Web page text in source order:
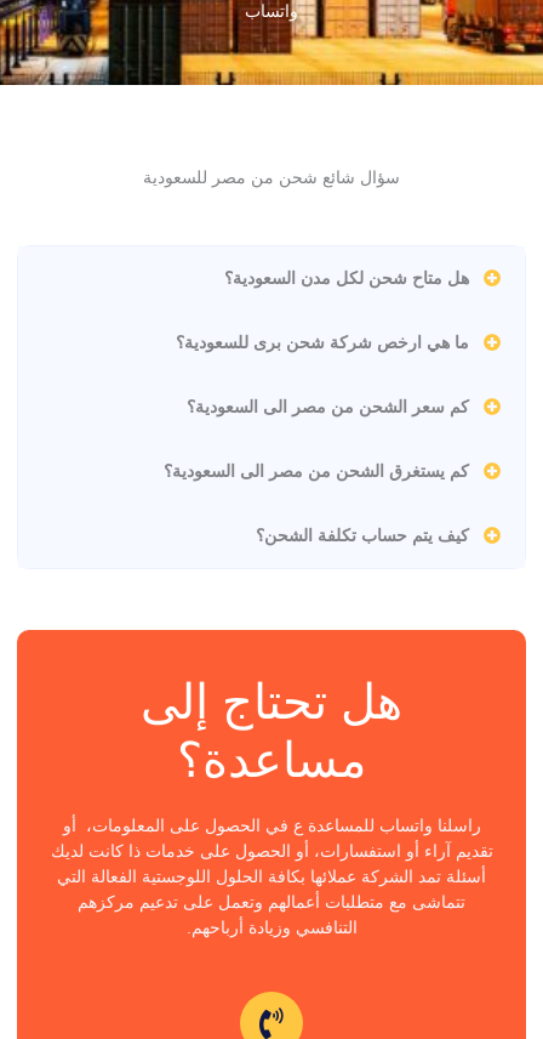
واتساب
سؤال شائع شحن من مصر للسعودية
هل متاح شحن لكل مدن السعودية؟
ما هي ارخص شركة شحن برى للسعودية؟
كم سعر الشحن من مصر الى السعودية؟
كم يستغرق الشحن من مصر الى السعودية؟
كيف يتم حساب تكلفة الشحن؟
هل تحتاج إلى
مساعدة؟
راسلنا واتساب للمساعدة ع في الحصول على المعلومات، أو
تقديم آراء أو استفسارات، أو الحصول على خدمات ذا كانت لديك
أسئلة تمد الشركة عملائها بكافة الحلول اللوجستية الفعالة التي
تتماشى مع متطلبات أعمالهم وتعمل على تدعيم مركزهم
التنافسي وزيادة أرباحهم.